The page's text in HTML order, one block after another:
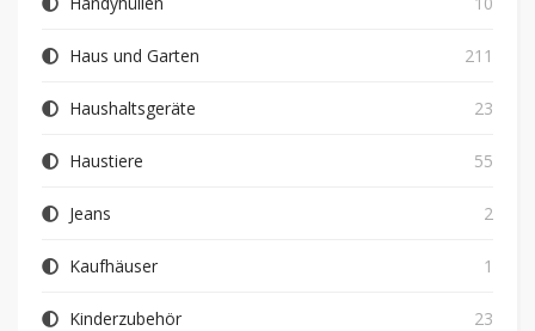
Haus und Garten 211
Haushaltsgeräte 23
Haustiere 55
Jeans 2
Kaufhäuser 1
Kinderzubehör 23